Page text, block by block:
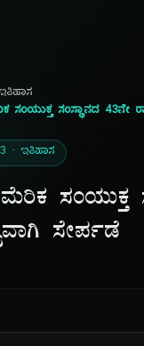
ಇತಿಹಾಸ
ಸಂಸ್ಥಾನದ 43ನೇ
· ಇತಿಹಾಸ
ಸಂಯುಕ್ತ
ಸೇರ್ಪಡೆ